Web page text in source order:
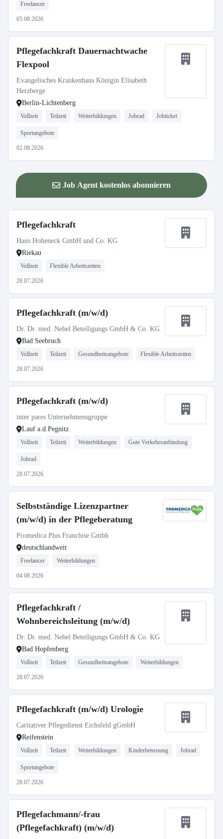
Freelancer
05.08.2026
Pflegefachkraft Dauernachtwache
Flexpool
Evangelisches Krankenhaus Königin Elisabeth
Herzberge
Berlin-Lichtenberg
Vollzeit Teilzeit Weiterbildungen Jobrad Jobticket
Sportangebote
02.08.2026
Job Agent kostenlos abonnieren
Pflegefachkraft
Haus Hoheneck GmbH und Co. KG
Riekau
Vollzeit Flexible Arbeitszeiten
28.07.2026
Pflegefachkraft (m/w/d)
Dr. Dr. med. Nebel Beteiligungs GmbH & Co. KG
Bad Seebruch
Vollzeit Teilzeit Gesundheitsangebote Flexible Arbeitszeiten
28.07.2026
Pflegefachkraft (m/w/d)
inter pares Unternehmensgruppe
Lauf a.d.Pegnitz
Vollzeit Teilzeit Weiterbildungen Gute Verkehrsanbindung
Jobrad
28.07.2026
Selbstständige Lizenzpartner
(m/w/d) in der Pflegeberatung
Promedica Plus Franchise Gmbh
deutschlandweit
Freelancer Weiterbildungen
04.08.2026
Pflegefachkraft /
Wohnbereichsleitung (m/w/d)
Dr. Dr. med. Nebel Beteiligungs GmbH & Co. KG
Bad Hopfenberg
Vollzeit Teilzeit Gesundheitsangebote Weiterbildungen
28.07.2026
Pflegefachkraft (m/w/d) Urologie
Caritativer Pflegedienst Eichsfeld gGmbH
Reifenstein
Vollzeit Teilzeit Weiterbildungen Kinderbetreuung Jobrad
Sportangebote
28.07.2026
Pflegefachmann/-frau
(Pflegefachkraft) (m/w/d)